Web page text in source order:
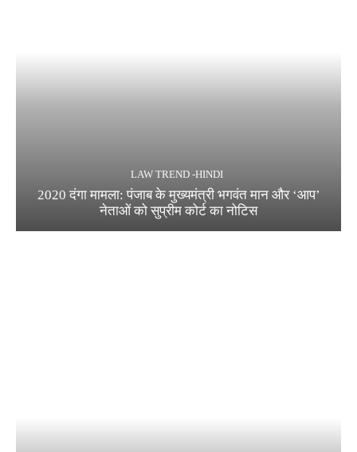
LAW TREND -HINDI
2020 दंगा मामला: पंजाब के मुख्यमंत्री भगवंत मान और ‘आप’
नेताओं को सुप्रीम कोर्ट का नोटिस